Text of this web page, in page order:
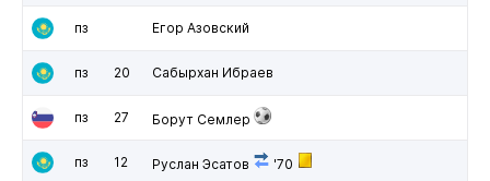
пз Егор Азовский
пз 20 Сабырхан Ибраев
пз 27 Борут Семлер
пз 12 Руслан Эсатов '70